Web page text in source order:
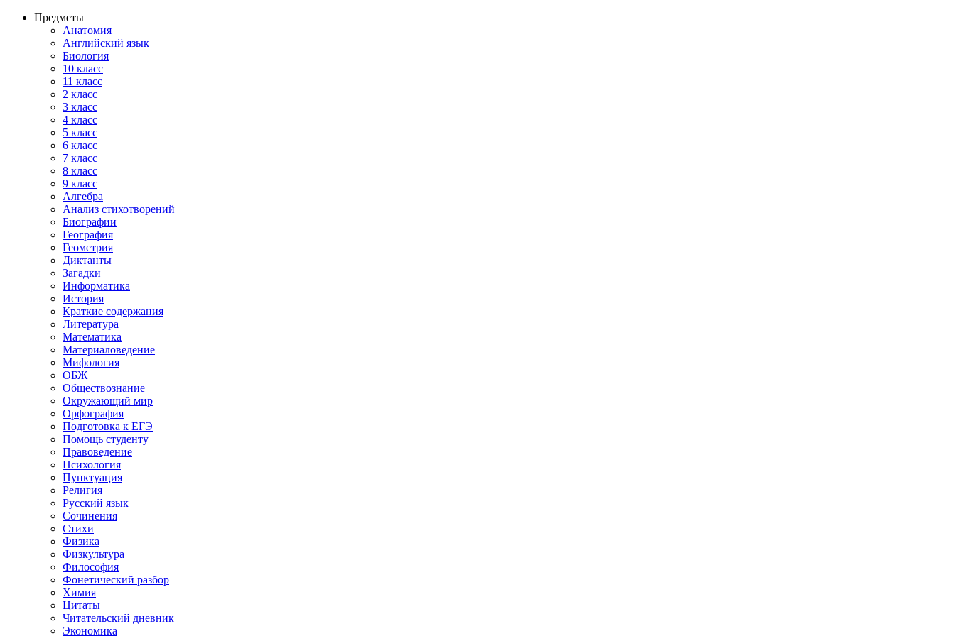
Предметы
Анатомия
Английский язык
Биология
10 класс
11 класс
2 класс
3 класс
4 класс
5 класс
6 класс
7 класс
8 класс
9 класс
Алгебра
Анализ стихотворений
Биографии
География
Геометрия
Диктанты
Загадки
Информатика
История
Краткие содержания
Литература
Математика
Материаловедение
Мифология
ОБЖ
Обществознание
Окружающий мир
Орфография
Подготовка к ЕГЭ
Помощь студенту
Правоведение
Психология
Пунктуация
Религия
Русский язык
Сочинения
Стихи
Физика
Физкультура
Философия
Фонетический разбор
Химия
Цитаты
Читательский дневник
Экономика